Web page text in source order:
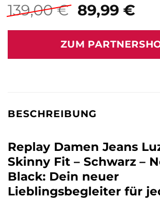
139,00€
Preis
war:
139,00 €
89,99 €
ist:
ZUM
BESCHREIBUNG
Replay Damen Jeans
Skinny Fit – Schwarz –
Black: Dein neuer
Lieblingsbegleiter für